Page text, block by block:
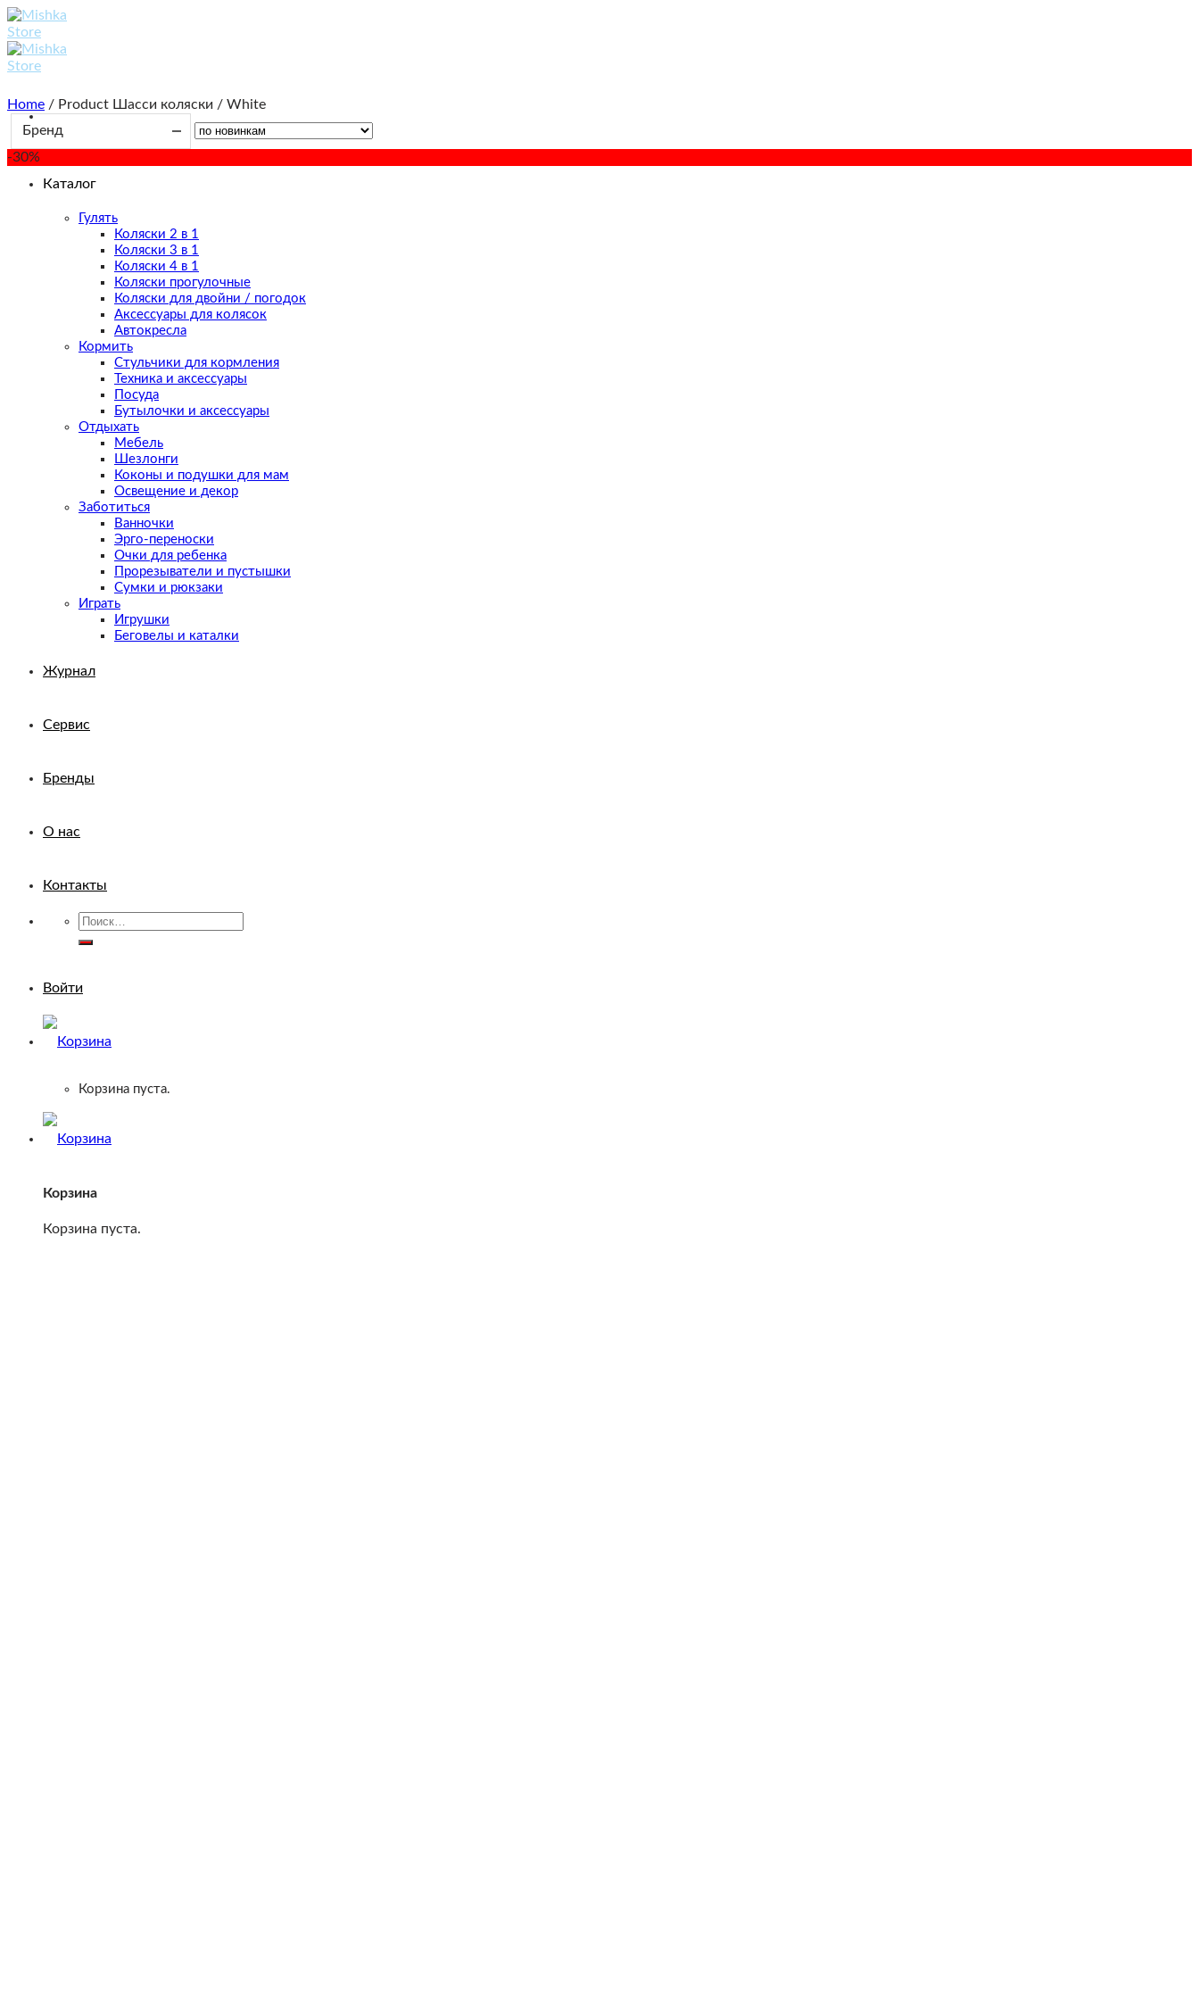
Skip
to
content
Каталог
Гулять
Коляски 2 в 1
Коляски 3 в 1
Коляски 4 в 1
Коляски прогулочные
Коляски для двойни / погодок
Аксессуары для колясок
Автокресла
Кормить
Стульчики для кормления
Техника и аксессуары
Посуда
Бутылочки и аксессуары
Отдыхать
Мебель
Шезлонги
Коконы и подушки для мам
Освещение и декор
Заботиться
Ванночки
Эрго-переноски
Очки для ребенка
Прорезыватели и пустышки
Сумки и рюкзаки
Играть
Игрушки
Беговелы и каталки
Журнал
Сервис
Бренды
О нас
Контакты
Искать:
Войти
Корзина пуста.
Корзина
Корзина пуста.
Home / Product Шасси коляски / White
Бренд
-30%